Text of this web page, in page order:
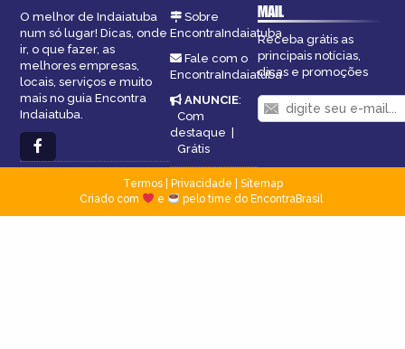
O melhor de Indaiatuba
num só lugar! Dicas, onde
ir, o que fazer, as
melhores empresas,
locais, serviços e muito
mais no guia Encontra
Indaiatuba.
Sobre
EncontraIndaiatuba
Fale com o
EncontraIndaiatuba
ANUNCIE:
Com
destaque |
Grátis
MAIL
Receba grátis as
principais notícias,
dicas e promoções
Termos| Privacidade
Sitemap
Criado com
e pelo time do EncontraBrasil